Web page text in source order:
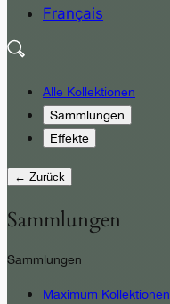
Français
Alle Kollektionen
Sammlungen
Effekte
← Zurück
Sammlungen
Sammlungen
Maximum Kollektionen